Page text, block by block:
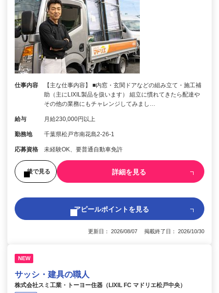
仕事内容
【主な仕事内容】 ■内窓・玄関ドアなどの組み立て・施工補
助（主にLIXIL製品を扱います） 組立に慣れてきたら配達や
その他の業務にもチャレンジしてみまし…
給与 月給230,000円以上
勤務地 千葉県松戸市南花島2-26-1
応募資格 未経験OK、要普通自動車免許
後で見る 詳細を見る
アピールポイントを見る
更新日： 2026/08/07 掲載終了日： 2026/10/30
NEW
サッシ・建具の職人
株式会社スミ工業・トーヨー住器（LIXIL FC マドリエ松戸中央）